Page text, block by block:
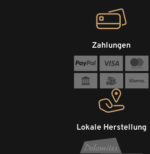
Lokale Herstellung
Zahlungen